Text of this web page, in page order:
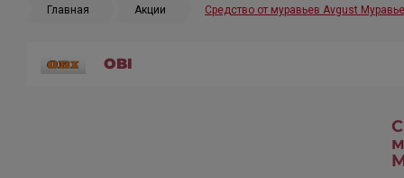
Главная Акции Средство от муравьев Avgust
OBI